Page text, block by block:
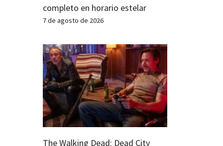
completo en horario estelar
7 de agosto de 2026
The Walking Dead: Dead City